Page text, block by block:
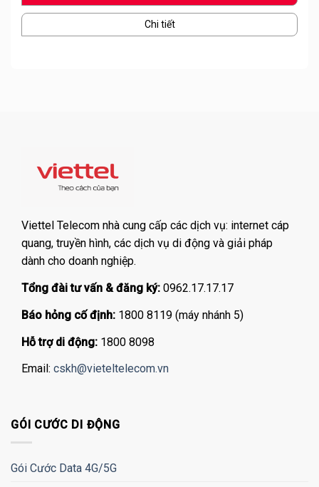
Chi tiết
Viettel Telecom nhà cung cấp các dịch vụ: internet cáp
quang, truyền hình, các dịch vụ di động và giải pháp
dành cho doanh nghiệp.
Tổng đài tư vấn & đăng ký: 0962.17.17.17
Báo hỏng cố định: 1800 8119 (máy nhánh 5)
Hỗ trợ di động: 1800 8098
Email: cskh@vieteltelecom.vn
GÓI CƯỚC DI ĐỘNG
Gói Cước Data 4G/5G